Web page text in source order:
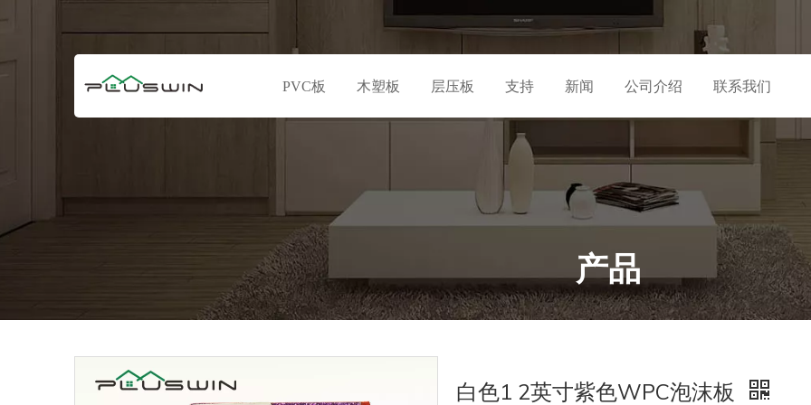
PVC板 木塑板 层压板 支持 新闻 公司介绍 联系我们
产品
白色1 2英寸紫色WPC泡沫板